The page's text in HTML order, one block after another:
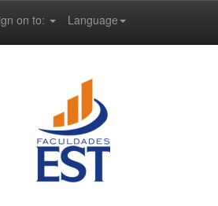
Language
on to: